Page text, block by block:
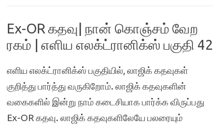
Ex-OR கதவு| நான் கொஞ்சம் வேற
ரகம் | எளிய எலக்ட்ரானிக்ஸ் பகுதி 42
எளிய எலக்ட்ரானிக்ஸ் பகுதியில், லாஜிக் கதவுகள்
குறித்து பார்த்து வருகிறோம். லாஜிக் கதவுகளின்
வகைகளில் இன்று நாம் கடைசியாக பார்க்க விருப்பது
Ex-OR கதவு. லாஜிக் கதவுகளிலேயே பலரையும்